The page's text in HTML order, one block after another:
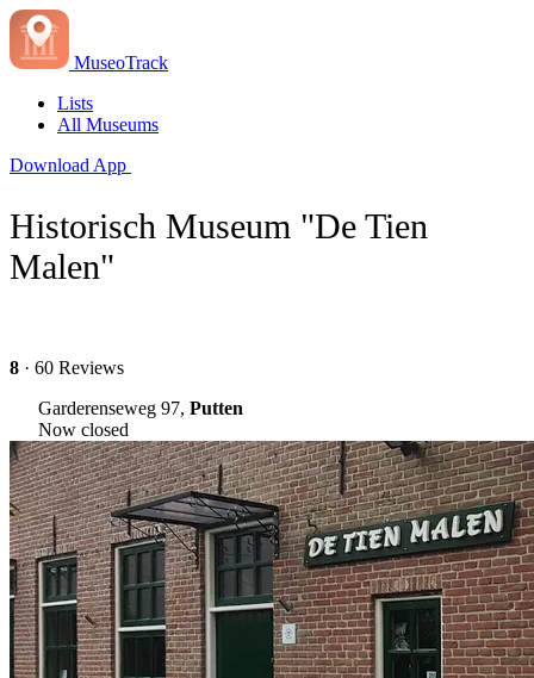
MuseoTrack
Lists
All Museums
Download App
Historisch Museum "De Tien
Malen"
8 · 60 Reviews
Garderenseweg 97, Putten
Now closed